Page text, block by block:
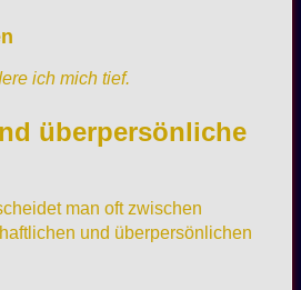
ich mich tief.
überpersönliche
man oft zwischen
und überpersönlichen